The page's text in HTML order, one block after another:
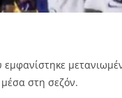
στη σεζόν.